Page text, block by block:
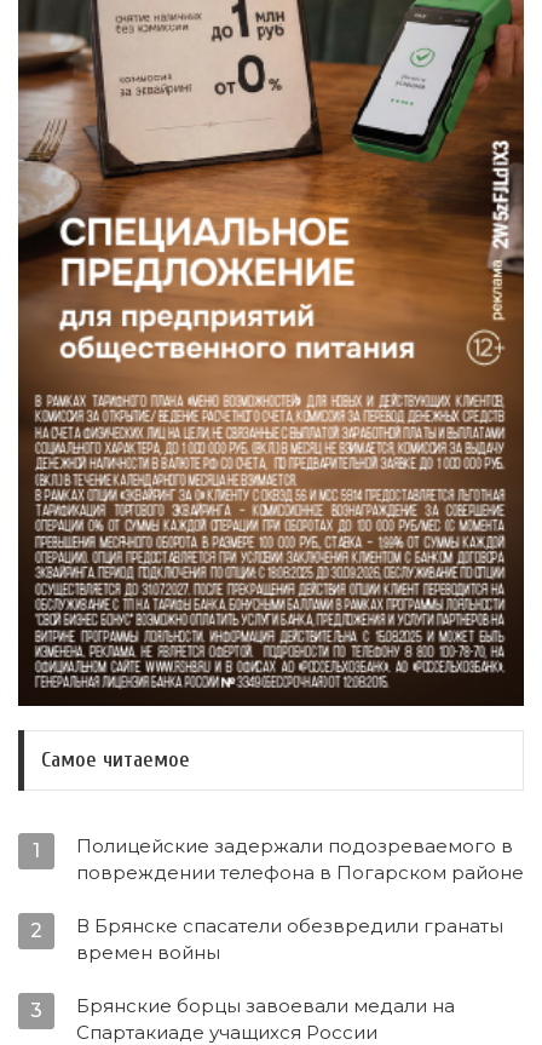
Самое читаемое
1
Полицейские задержали подозреваемого в
повреждении телефона в Погарском районе
2
В Брянске спасатели обезвредили гранаты
времен войны
3
Брянские борцы завоевали медали на
Спартакиаде учащихся России